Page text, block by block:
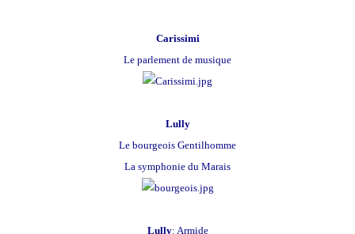
Carissimi
Le parlement de musique
Lully
Le bourgeois Gentilhomme
La symphonie du Marais
Lully: Armide